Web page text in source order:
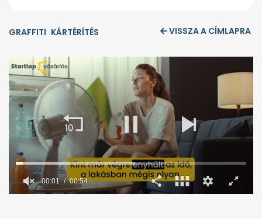
GRAFFITI KÁRTÉRÍTÉS VISSZA A CÍMLAPRA
00:02 00:54